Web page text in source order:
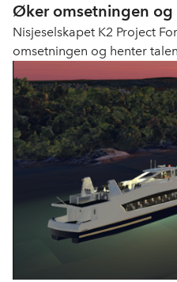
Øker omsetningen og
Nisjeselskapet K2 Project
omsetningen og henter
logistikk. For å få de beste
aktivt, forteller adm.
Arne R. Strømmen